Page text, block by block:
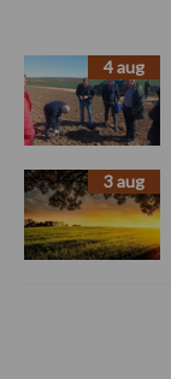
4 aug
3 aug